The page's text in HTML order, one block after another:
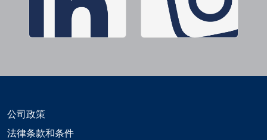
公司政策
法律条款和条件